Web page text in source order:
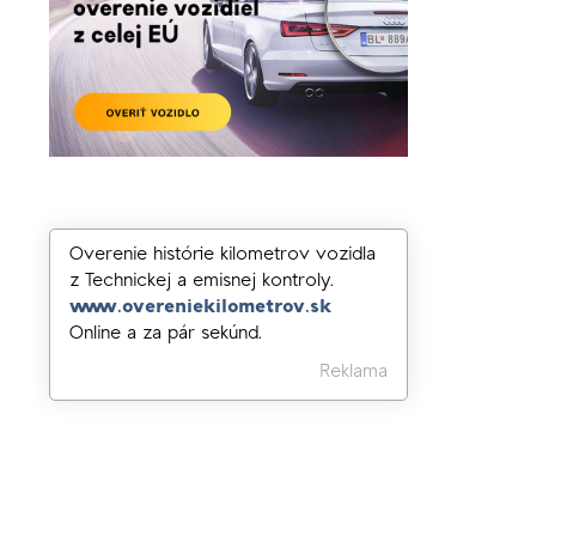
Overenie histórie kilometrov vozidla
z Technickej a emisnej kontroly.
www.overeniekilometrov.sk
Online a za pár sekúnd.
Reklama